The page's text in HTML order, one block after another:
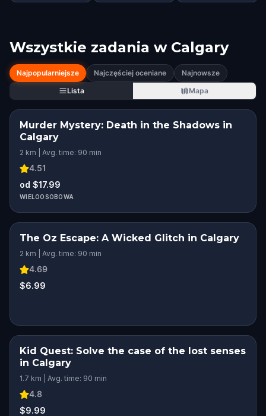
Wszystkie zadania w Calgary
Najpopularniejsze Najczęściej oceniane
Najnowsze
Lista
Mapa
Murder Mystery: Death in the Shadows in
Calgary
2 km | Avg. time: 90 min
4.51
od $17.99
WIELOOSOBOWA
The Oz Escape: A Wicked Glitch in Calgary
2 km | Avg. time: 90 min
4.69
$6.99
Kid Quest: Solve the case of the lost senses
in Calgary
1.7 km | Avg. time: 90 min
4.8
$9.99